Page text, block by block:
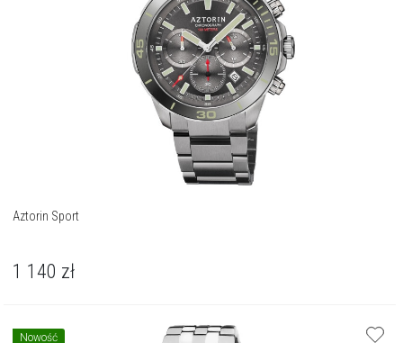
Aztorin Sport
1 140 zł
Nowość